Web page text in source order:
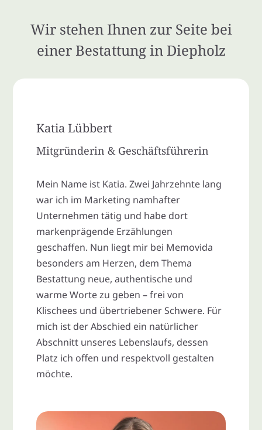
Wir stehen Ihnen zur Seite bei
einer Bestattung in Diepholz
Katia Lübbert
Mitgründerin & Geschäftsführerin
Mein Name ist Katia. Zwei Jahrzehnte lang
war ich im Marketing namhafter
Unternehmen tätig und habe dort
markenprägende Erzählungen
geschaffen. Nun liegt mir bei Memovida
besonders am Herzen, dem Thema
Bestattung neue, authentische und
warme Worte zu geben – frei von
Klischees und übertriebener Schwere. Für
mich ist der Abschied ein natürlicher
Abschnitt unseres Lebenslaufs, dessen
Platz ich offen und respektvoll gestalten
möchte.